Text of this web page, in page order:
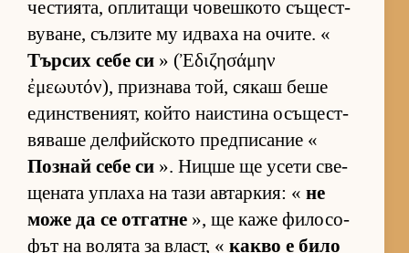
чес­ти­я­та, оп­ли­тащи чо­веш­кото съ­щес­т­
ву­ва­не, съл­зите му ид­ваха на очи­те. «
Тър­сих себе си » (Ἐδιζησάμην
ἐμεωυτόν), приз­нава той, ся­каш беше
един­с­т­ве­ни­ят, който на­ис­тина осъ­щес­т­
вя­ваше дел­фийс­кото пред­пи­са­ние «
Поз­най себе си ». Ницше ще усети све­
ще­ната уп­лаха на тази ав­тар­кия: « не
може да се от­гатне », ще каже фи­ло­со­
фът на во­лята за власт, « какво е било